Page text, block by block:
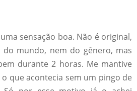
sensação boa. Não é original,
mundo, nem do gênero, mas
durante 2 horas. Me mantive
que acontecia sem um pingo de